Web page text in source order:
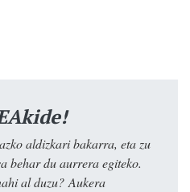
aldizkari bakarra, eta zu
behar du aurrera egiteko.
al duzu? Aukera